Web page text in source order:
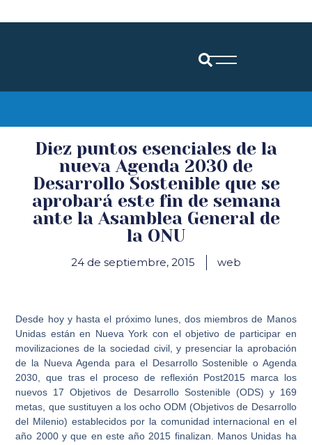
Diez puntos esenciales de la
nueva Agenda 2030 de
Desarrollo Sostenible que se
aprobará este fin de semana
ante la Asamblea General de
la ONU
24 de septiembre, 2015 web
Desde hoy y hasta el próximo lunes, dos miembros de Manos
Unidas están en Nueva York con el objetivo de participar en
movilizaciones de la sociedad civil, y presenciar la aprobación
de la Nueva Agenda para el Desarrollo Sostenible o Agenda
2030, que tras el proceso de reflexión Post2015 marca los
nuevos 17 Objetivos de Desarrollo Sostenible (ODS) y 169
metas, que sustituyen a los ocho ODM (Objetivos de Desarrollo
del Milenio) establecidos por la comunidad internacional en el
año 2000 y que en este año 2015 finalizan. Manos Unidas ha